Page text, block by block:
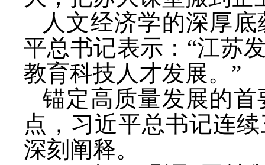
人文经济学的深厚
平总书记表示： “江苏
教育科技人才发展。”
锚定高质量发展的
点，习近平总书记连
深刻阐释。